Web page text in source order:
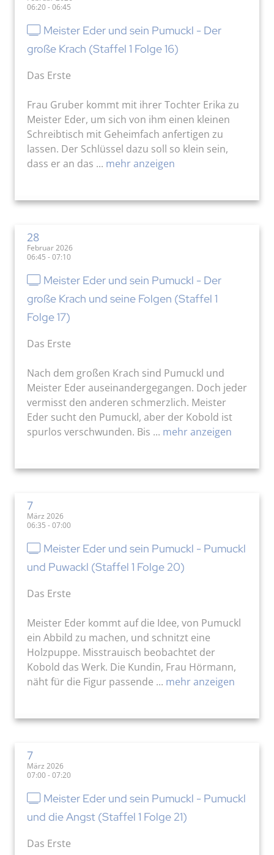
06:20 - 06:45
Meister Eder und sein Pumuckl - Der
große Krach (Staffel 1 Folge 16)
Das Erste
Frau Gruber kommt mit ihrer Tochter Erika zu
Meister Eder, um sich von ihm einen kleinen
Schreibtisch mit Geheimfach anfertigen zu
lassen. Der Schlüssel dazu soll so klein sein,
dass er an das ... mehr anzeigen
28
Februar 2026
06:45 - 07:10
Meister Eder und sein Pumuckl - Der
große Krach und seine Folgen (Staffel 1
Folge 17)
Das Erste
Nach dem großen Krach sind Pumuckl und
Meister Eder auseinandergegangen. Doch jeder
vermisst den anderen schmerzlich. Meister
Eder sucht den Pumuckl, aber der Kobold ist
spurlos verschwunden. Bis ... mehr anzeigen
7
März 2026
06:35 - 07:00
Meister Eder und sein Pumuckl - Pumuckl
und Puwackl (Staffel 1 Folge 20)
Das Erste
Meister Eder kommt auf die Idee, von Pumuckl
ein Abbild zu machen, und schnitzt eine
Holzpuppe. Misstrauisch beobachtet der
Kobold das Werk. Die Kundin, Frau Hörmann,
näht für die Figur passende ... mehr anzeigen
7
März 2026
07:00 - 07:20
Meister Eder und sein Pumuckl - Pumuckl
und die Angst (Staffel 1 Folge 21)
Das Erste